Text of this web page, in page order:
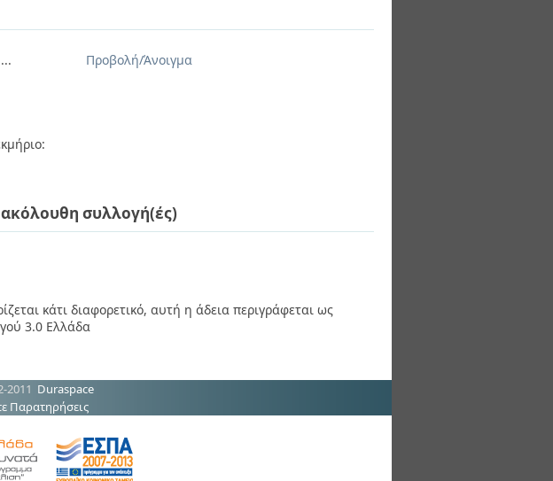
Προβολή/Άνοιγμα
συλλογή(ές)
κάτι διαφορετικό, αυτή η άδεια περιγράφεται ως
3.0 Ελλάδα
2011 Duraspace
Παρατηρήσεις